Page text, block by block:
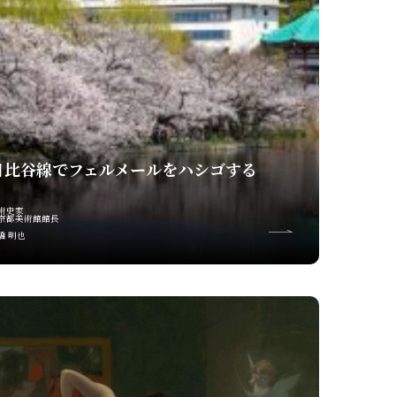
谷線でフェルメールをハシゴする
史家
都美術館館長
明也